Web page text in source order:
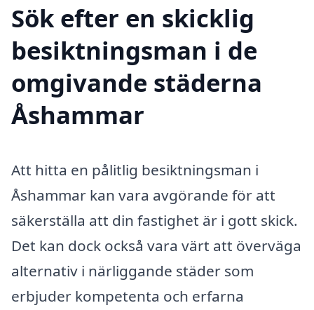
Sök efter en skicklig
besiktningsman i de
omgivande städerna
Åshammar
Att hitta en pålitlig besiktningsman i
Åshammar kan vara avgörande för att
säkerställa att din fastighet är i gott skick.
Det kan dock också vara värt att överväga
alternativ i närliggande städer som
erbjuder kompetenta och erfarna